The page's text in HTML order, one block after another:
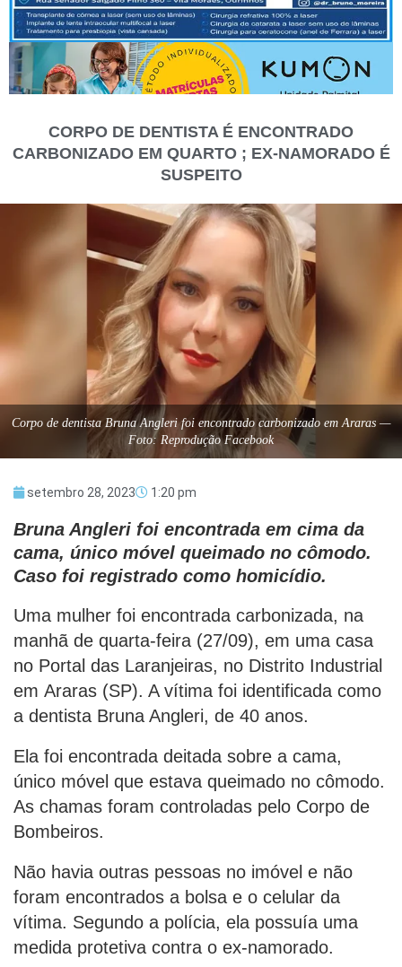
CORPO DE DENTISTA É ENCONTRADO
CARBONIZADO EM QUARTO ; EX-NAMORADO É
SUSPEITO
Corpo de dentista Bruna Angleri foi encontrado carbonizado em Araras —
Foto: Reprodução Facebook
setembro 28, 2023 1:20 pm
Bruna Angleri foi encontrada em cima da
cama, único móvel queimado no cômodo.
Caso foi registrado como homicídio.
Uma mulher foi encontrada carbonizada, na
manhã de quarta-feira (27/09), em uma casa
no Portal das Laranjeiras, no Distrito Industrial
em Araras (SP). A vítima foi identificada como
a dentista Bruna Angleri, de 40 anos.
Ela foi encontrada deitada sobre a cama,
único móvel que estava queimado no cômodo.
As chamas foram controladas pelo Corpo de
Bombeiros.
Não havia outras pessoas no imóvel e não
foram encontrados a bolsa e o celular da
vítima. Segundo a polícia, ela possuía uma
medida protetiva contra o ex-namorado.